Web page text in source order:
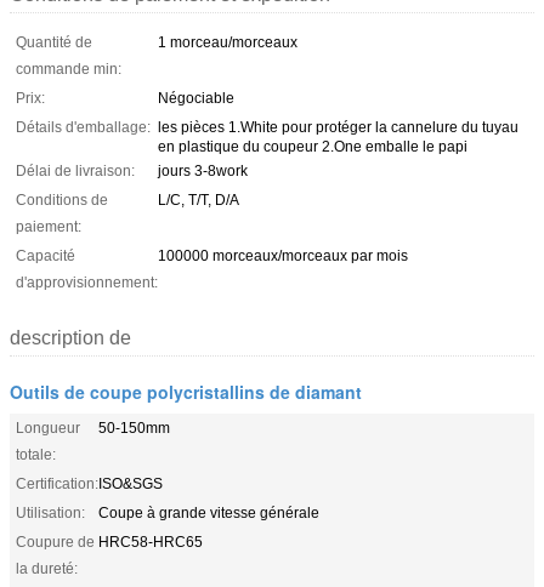
Quantité de
commande min:
1 morceau/morceaux
Prix:
Négociable
Détails d'emballage: les pièces 1.White pour protéger la cannelure du tuyau
en plastique du coupeur 2.One emballe le papi
Délai de livraison:
jours 3-8work
Conditions de
paiement:
L/C, T/T, D/A
Capacité
d'approvisionnement:
100000 morceaux/morceaux par mois
description de
Outils de coupe polycristallins de diamant
Longueur
totale:
50-150mm
Certification:ISO&SGS
Utilisation:
Coupe à grande vitesse générale
Coupure de
la dureté:
HRC58-HRC65